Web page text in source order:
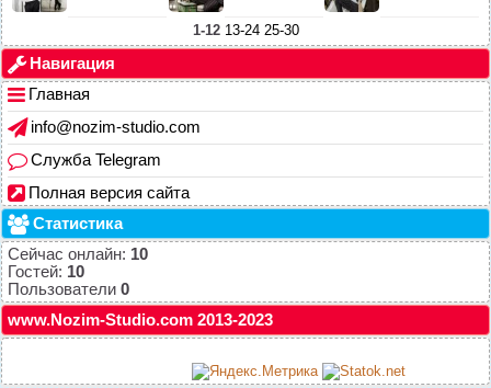
1-12 13-24 25-30
Навигация
Главная
info@nozim-studio.com
Служба Telegram
Полная версия сайта
Статистика
Сейчас онлайн: 10
Гостей: 10
Пользователи 0
www.Nozim-Studio.com 2013-2023